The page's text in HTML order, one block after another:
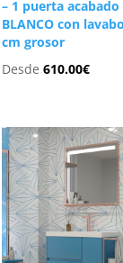
– 1 puerta
BLANCO con
cm grosor
Desde610.00€